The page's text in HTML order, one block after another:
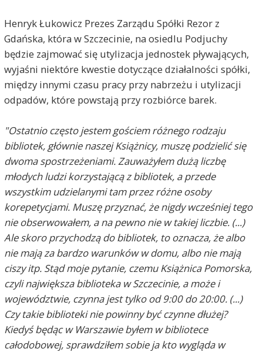
Henryk Łukowicz Prezes Zarządu Spółki Rezor z
Gdańska, która w Szczecinie, na osiedlu Podjuchy
będzie zajmować się utylizacja jednostek pływających,
wyjaśni niektóre kwestie dotyczące działalności spółki,
między innymi czasu pracy przy nabrzeżu i utylizacji
odpadów, które powstają przy rozbiórce barek.
"Ostatnio często jestem gościem różnego rodzaju
bibliotek, głównie naszej Książnicy, muszę podzielić się
dwoma spostrzeżeniami. Zauważyłem dużą liczbę
młodych ludzi korzystającą z bibliotek, a przede
wszystkim udzielanymi tam przez różne osoby
korepetycjami. Muszę przyznać, że nigdy wcześniej tego
nie obserwowałem, a na pewno nie w takiej liczbie. (...)
Ale skoro przychodzą do bibliotek, to oznacza, że albo
nie mają za bardzo warunków w domu, albo nie mają
ciszy itp. Stąd moje pytanie, czemu Książnica Pomorska,
czyli największa biblioteka w Szczecinie, a może i
województwie, czynna jest tylko od 9:00 do 20:00. (...)
Czy takie biblioteki nie powinny być czynne dłużej?
Kiedyś będąc w Warszawie byłem w bibliotece
całodobowej, sprawdziłem sobie ja kto wygląda w